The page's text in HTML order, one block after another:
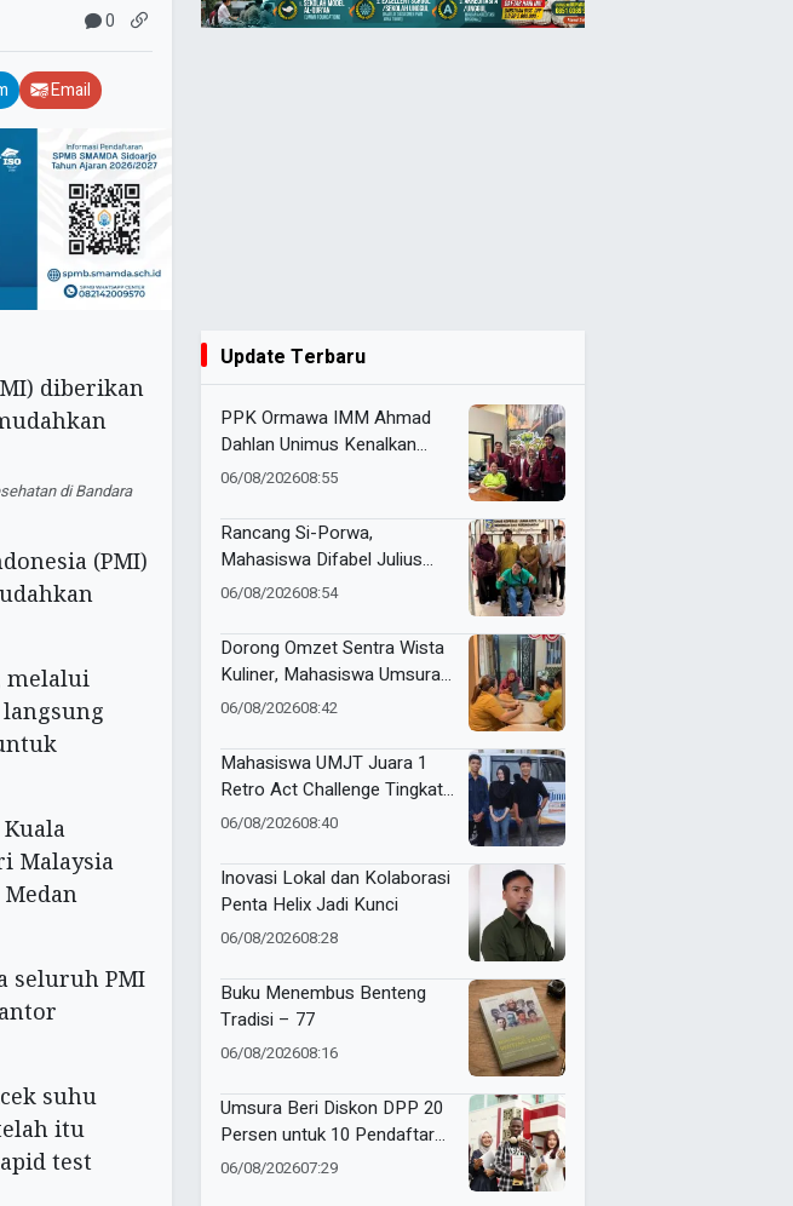
0
Email
di Bandara
(PMI)
melalui
langsung
Malaysia
seluruh PMI
suhu
itu
test
Update Terbaru
PPK Ormawa IMM Ahmad
Dahlan Unimus Kenalkan
Inovasi Desa Lewat Radio
06/08/202608:55
Rancang Si-Porwa,
Mahasiswa Difabel Julius
Kevin Serahkan Karya ke
06/08/202608:54
Dorong Omzet Sentra Wista
Kuliner, Mahasiswa Umsura
Luncurkan Si-Porwa
06/08/202608:42
Mahasiswa UMJT Juara 1
Retro Act Challenge Tingkat
Jawa Timur
06/08/202608:40
Inovasi Lokal dan Kolaborasi
Penta Helix Jadi Kunci
06/08/202608:28
Buku Menembus Benteng
Tradisi – 77
06/08/202608:16
Umsura Beri Diskon DPP 20
Persen untuk 10 Pendaftar
S1 Film
06/08/202607:29